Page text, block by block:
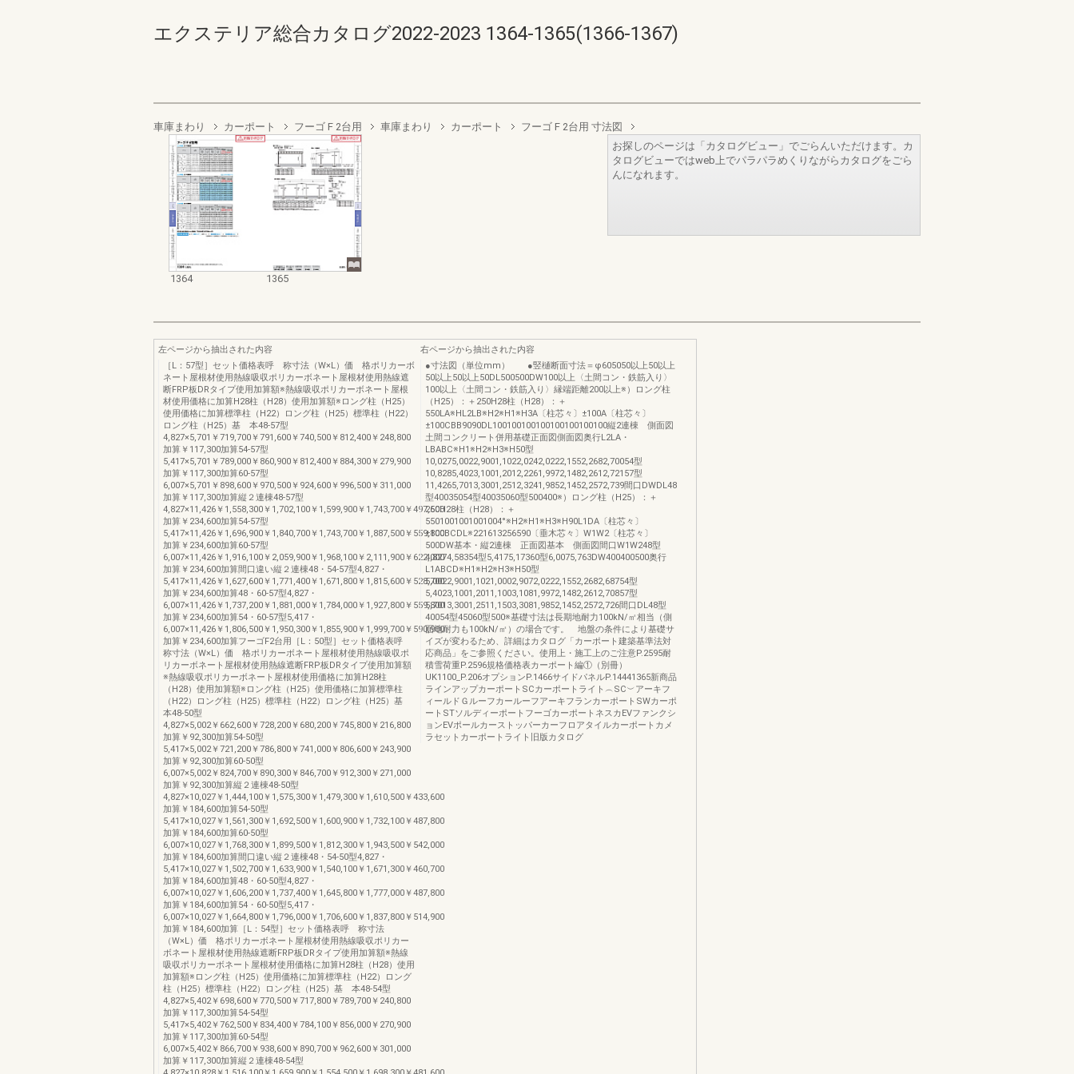
エクステリア総合カタログ2022-2023 1364-1365(1366-1367)
車庫まわり カーポート フーゴ F 2台用 車庫まわり カーポート フーゴ F 2台用 寸法図
1364 1365
お探しのページは「カタログビュー」でごらんいただけます。カ
タログビューではweb上でパラパラめくりながらカタログをごら
んになれます。
左ページから抽出された内容
［L：57型］セット価格表呼 称寸法（W×L）価 格ポリカーボ
ネート屋根材使用熱線吸収ポリカーボネート屋根材使用熱線遮
断FRP板DRタイプ使用加算額※熱線吸収ポリカーボネート屋根
材使用価格に加算H28柱（H28）使用加算額※ロング柱（H25）
使用価格に加算標準柱（H22）ロング柱（H25）標準柱（H22）
ロング柱（H25）基 本48-57型
4,827×5,701￥719,700￥791,600￥740,500￥812,400￥248,800
加算￥117,300加算54-57型
5,417×5,701￥789,000￥860,900￥812,400￥884,300￥279,900
加算￥117,300加算60-57型
6,007×5,701￥898,600￥970,500￥924,600￥996,500￥311,000
加算￥117,300加算縦２連棟48-57型
4,827×11,426￥1,558,300￥1,702,100￥1,599,900￥1,743,700￥497,600
加算￥234,600加算54-57型
5,417×11,426￥1,696,900￥1,840,700￥1,743,700￥1,887,500￥559,800
加算￥234,600加算60-57型
6,007×11,426￥1,916,100￥2,059,900￥1,968,100￥2,111,900￥622,000
加算￥234,600加算間口違い縦２連棟48・54-57型4,827・
5,417×11,426￥1,627,600￥1,771,400￥1,671,800￥1,815,600￥528,700
加算￥234,600加算48・60-57型4,827・
6,007×11,426￥1,737,200￥1,881,000￥1,784,000￥1,927,800￥559,800
加算￥234,600加算54・60-57型5,417・
6,007×11,426￥1,806,500￥1,950,300￥1,855,900￥1,999,700￥590,900
加算￥234,600加算フーゴF2台用［L：50型］セット価格表呼
称寸法（W×L）価 格ポリカーボネート屋根材使用熱線吸収ポ
リカーボネート屋根材使用熱線遮断FRP板DRタイプ使用加算額
※熱線吸収ポリカーボネート屋根材使用価格に加算H28柱
（H28）使用加算額※ロング柱（H25）使用価格に加算標準柱
（H22）ロング柱（H25）標準柱（H22）ロング柱（H25）基
本48-50型
4,827×5,002￥662,600￥728,200￥680,200￥745,800￥216,800
加算￥92,300加算54-50型
5,417×5,002￥721,200￥786,800￥741,000￥806,600￥243,900
加算￥92,300加算60-50型
6,007×5,002￥824,700￥890,300￥846,700￥912,300￥271,000
加算￥92,300加算縦２連棟48-50型
4,827×10,027￥1,444,100￥1,575,300￥1,479,300￥1,610,500￥433,600
加算￥184,600加算54-50型
5,417×10,027￥1,561,300￥1,692,500￥1,600,900￥1,732,100￥487,800
加算￥184,600加算60-50型
6,007×10,027￥1,768,300￥1,899,500￥1,812,300￥1,943,500￥542,000
加算￥184,600加算間口違い縦２連棟48・54-50型4,827・
5,417×10,027￥1,502,700￥1,633,900￥1,540,100￥1,671,300￥460,700
加算￥184,600加算48・60-50型4,827・
6,007×10,027￥1,606,200￥1,737,400￥1,645,800￥1,777,000￥487,800
加算￥184,600加算54・60-50型5,417・
6,007×10,027￥1,664,800￥1,796,000￥1,706,600￥1,837,800￥514,900
加算￥184,600加算［L：54型］セット価格表呼 称寸法
（W×L）価 格ポリカーボネート屋根材使用熱線吸収ポリカー
ボネート屋根材使用熱線遮断FRP板DRタイプ使用加算額※熱線
吸収ポリカーボネート屋根材使用価格に加算H28柱（H28）使用
加算額※ロング柱（H25）使用価格に加算標準柱（H22）ロング
柱（H25）標準柱（H22）ロング柱（H25）基 本48-54型
4,827×5,402￥698,600￥770,500￥717,800￥789,700￥240,800
加算￥117,300加算54-54型
5,417×5,402￥762,500￥834,400￥784,100￥856,000￥270,900
加算￥117,300加算60-54型
6,007×5,402￥866,700￥938,600￥890,700￥962,600￥301,000
加算￥117,300加算縦２連棟48-54型
右ページから抽出された内容
●寸法図（単位mm） ●竪樋断面寸法＝φ605050以上50以上
50以上50以上50DL500500DW100以上〈土間コン・鉄筋入り〉
100以上〈土間コン・鉄筋入り〉縁端距離200以上※）ロング柱
（H25）：＋250H28柱（H28）：＋
550LA※HL2LB※H2※H1※H3A〔柱芯々〕±100A〔柱芯々〕
±100CBB9090DL100100100100100100100100縦2連棟 側面図
土間コンクリート併用基礎正面図側面図奥行L2LA・
LBABC※H1※H2※H3※H50型
10,0275,0022,9001,1022,0242,0222,1552,2682,70054型
10,8285,4023,1001,2012,2261,9972,1482,2612,72157型
11,4265,7013,3001,2512,3241,9852,1452,2572,739間口DWDL48
型40035054型40035060型500400※）ロング柱（H25）：＋
250H28柱（H28）：＋
5501001001001004°※H2※H1※H3※H90L1DA〔柱芯々〕
±100BCDL※221613256590〔垂木芯々〕W1W2〔柱芯々〕
500DW基本・縦2連棟 正面図基本 側面図間口W1W248型
4,8274,58354型5,4175,17360型6,0075,763DW400400500奥行
L1ABCD※H1※H2※H3※H50型
5,0022,9001,1021,0002,9072,0222,1552,2682,68754型
5,4023,1001,2011,1003,1081,9972,1482,2612,70857型
5,7013,3001,2511,1503,3081,9852,1452,2572,726間口DL48型
40054型45060型500※基礎寸法は長期地耐力100kN/㎡相当（側
面地耐力も100kN/㎡）の場合です。 地盤の条件により基礎サ
イズが変わるため、詳細はカタログ「カーポート建築基準法対
応商品」をご参照ください。使用上・施工上のご注意P.2595耐
積雪荷重P.2596規格価格表カーポート編①（別冊）
UK1100_P.206オプションP.1466サイドパネルP.14441365新商品
ラインアップカーポートSCカーポートライト︵SC︶アーキフ
ィールドＧルーフカールーフアーキフランカーポートSWカーポ
ートSTソルディーポートフーゴカーポートネスカEVファンクシ
ョンEVポールカーストッパーカーフロアタイルカーポートカメ
ラセットカーポートライト旧版カタログ